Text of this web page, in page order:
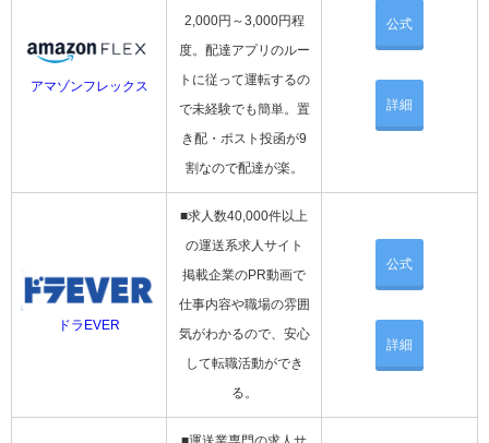
アマゾンフレックス
2,000円～3,000円程
度。配達アプリのルー
トに従って運転するの
で未経験でも簡単。置
き配・ポスト投函が9
割なので配達が楽。
公式
詳細
ドラEVER
■求人数40,000件以上
の運送系求人サイト
掲載企業のPR動画で
仕事内容や職場の雰囲
気がわかるので、安心
して転職活動ができ
る。
公式
詳細